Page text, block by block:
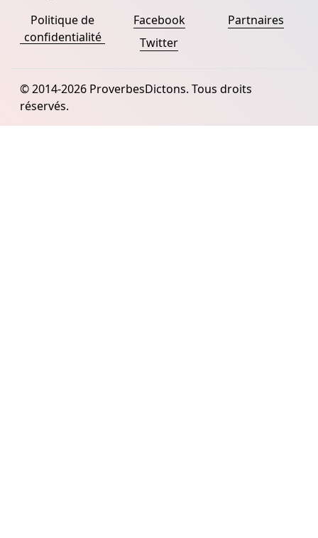
Politique de
confidentialité
Facebook
Twitter
Partnaires
© 2014-2026 ProverbesDictons. Tous droits
réservés.